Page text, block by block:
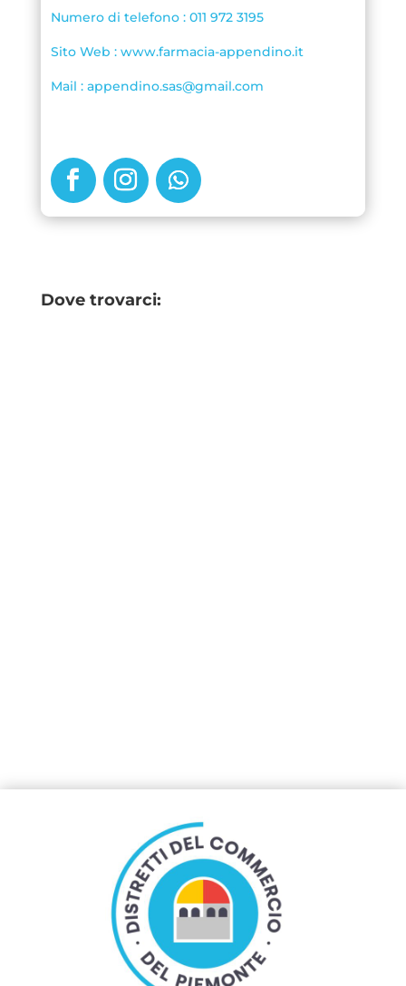
Numero di telefono : 011 972 3195
Sito Web : www.farmacia-appendino.it
Mail : appendino.sas@gmail.com
Dove trovarci: